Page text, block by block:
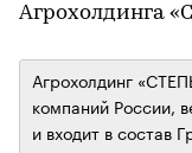
Агрохолдинга
Агрохолдинг
компаний России,
и входит в состав